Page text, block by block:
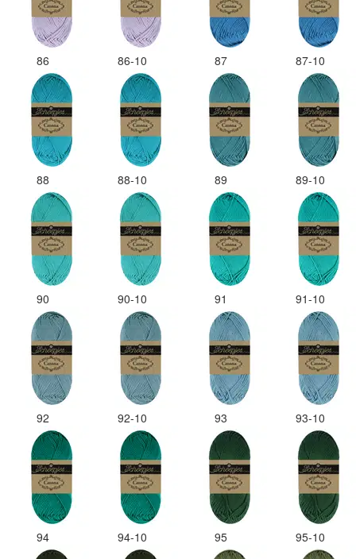
86 86-10 87 87-10
88 88-10 89 89-10
90 90-10 91 91-10
92 92-10 93 93-10
94 94-10 95 95-10